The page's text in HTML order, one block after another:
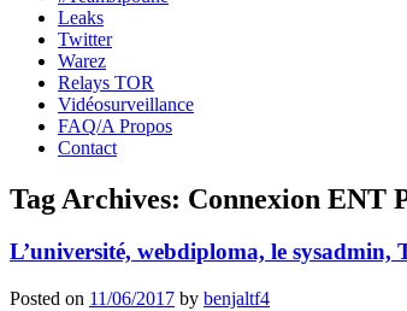
Leaks
Twitter
Warez
Relays TOR
Vidéosurveillance
FAQ/A Propos
Contact
Tag Archives: Connexion ENT
L’université, webdiploma, le sysadmin,
Posted on 11/06/2017 by benjaltf4